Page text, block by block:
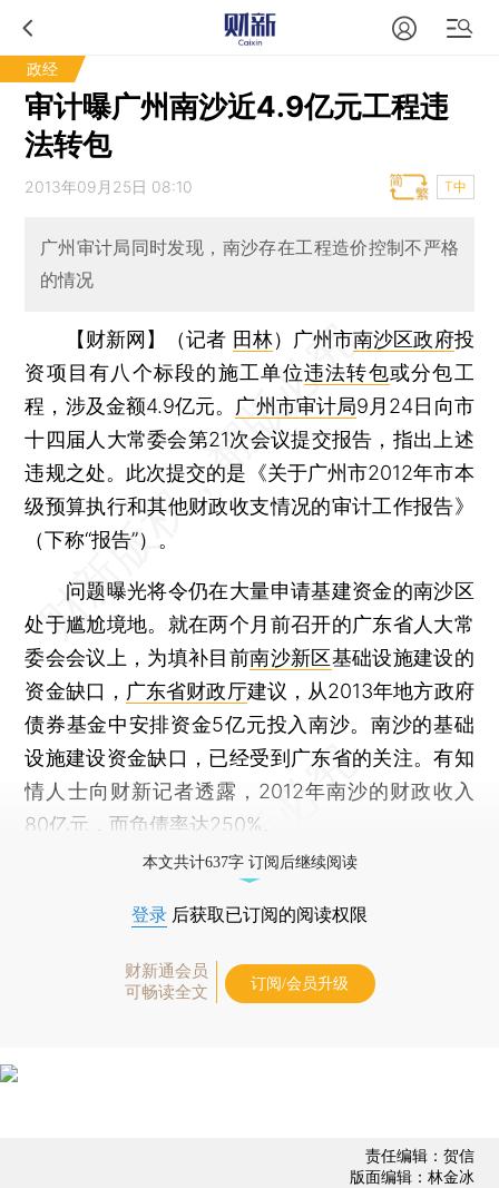
政经
审计曝广州南沙近4.9亿元工程违
法转包
2013年09月25日 08:10 T中
广州审计局同时发现，南沙存在工程造价控制不严格
的情况
【财新网】（记者 田林） 广州市南沙区政府投
资项目有八个标段的施工单位违法转包或分包工
程，涉及金额4.9亿元。 广州市审计局9月24日向市
十四届人大常委会第21次会议提交报告，指出上述
违规之处。此次提交的是《关于广州市2012年市本
级预算执行和其他财政收支情况的审计工作报告》
（下称“报告”）。
问题曝光将令仍在大量申请基建资金的南沙区
处于尴尬境地。就在两个月前召开的广东省人大常
委会会议上，为填补目前南沙新区基础设施建设的
资金缺口， 广东省财政厅建议，从2013年地方政府
债券基金中安排资金5亿元投入南沙。南沙的基础
设施建设资金缺口，已经受到广东省的关注。有知
情人士向财新记者透露，2012年南沙的财政收入
80亿元，而负债率达250%。
本文共计637字 订阅后继续阅读
登录 后获取已订阅的阅读权限
财新通会员
可畅读全文
订阅/会员升级
责任编辑：贺信
版面编辑：林金冰